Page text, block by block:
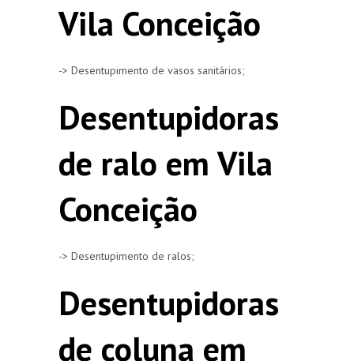
Vila Conceição
-> Desentupimento de vasos sanitários;
Desentupidoras
de ralo em Vila
Conceição
-> Desentupimento de ralos;
Desentupidoras
de coluna em